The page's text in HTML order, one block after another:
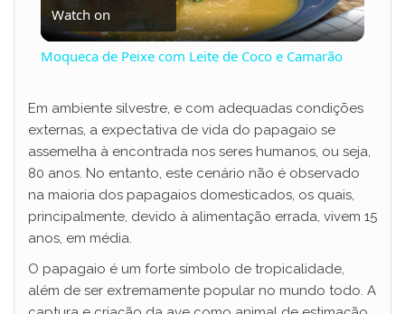
l
y
V
d
Watch on
Moqueca de Peixe com Leite de Coco e Camarão
Em ambiente silvestre, e com adequadas condições
externas, a expectativa de vida do papagaio se
assemelha à encontrada nos seres humanos, ou seja,
80 anos. No entanto, este cenário não é observado
na maioria dos papagaios domesticados, os quais,
principalmente, devido à alimentação errada, vivem 15
anos, em média.
O papagaio é um forte símbolo de tropicalidade,
além de ser extremamente popular no mundo todo. A